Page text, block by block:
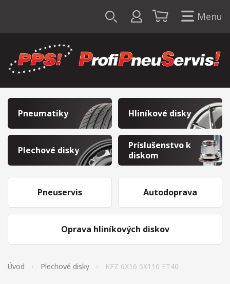
Menu
Pneumatiky Hliníkové disky
Plechové disky
Príslušenstvo k
diskom
Pneuservis
Oprava hliníkových diskov
Autodoprava
Úvod Plechové disky KFZ 6X16 5X110 ET40